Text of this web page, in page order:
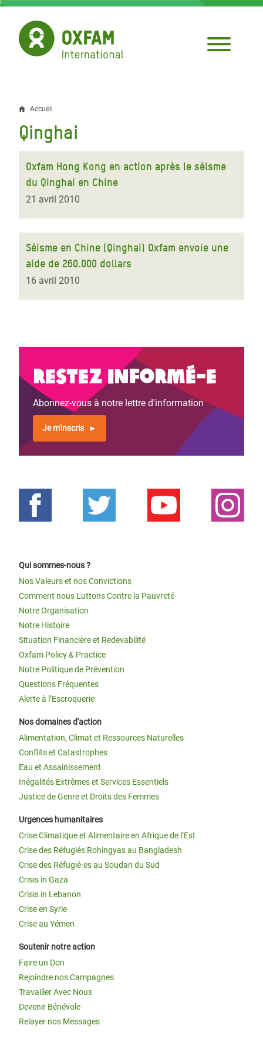
Aller
contenu
principal
Fil
d'Ariane
Accueil
Qinghai
Oxfam Hong Kong en action après le séisme
du Qinghai en Chine
21 avril 2010
Séisme en Chine (Qinghai) Oxfam envoie une
aide de 260.000 dollars
16 avril 2010
Restez informé-e
Abonnez-vous à notre lettre d'information
Je m'inscris
Qui sommes-nous ?
Nos Valeurs et nos Convictions
Comment nous Luttons Contre la Pauvreté
Notre Organisation
Notre Histoire
Situation Financière et Redevabilité
Oxfam Policy & Practice
Notre Politique de Prévention
Questions Fréquentes
Alerte à l’Escroquerie
Nos domaines d'action
Alimentation, Climat et Ressources Naturelles
Conflits et Catastrophes
Eau et Assainissement
Inégalités Extrêmes et Services Essentiels
Justice de Genre et Droits des Femmes
Urgences humanitaires
Crise Climatique et Alimentaire en Afrique de l’Est
Crise des Réfugiés Rohingyas au Bangladesh
Crise des Réfugié·es au Soudan du Sud
Crisis in Gaza
Crisis in Lebanon
Crise en Syrie
Crise au Yémen
Soutenir notre action
Faire un Don
Rejoindre nos Campagnes
Travailler Avec Nous
Devenir Bénévole
Relayer nos Messages